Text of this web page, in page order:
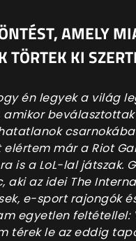
AMELY
TÖRTEK KI
én legyek a világ
beválasztottak
már a Riot
is a LoL-lal játszak.
aki az idei The
e-sport rajongók
egyetlen feltétellel:
térek le az eddig